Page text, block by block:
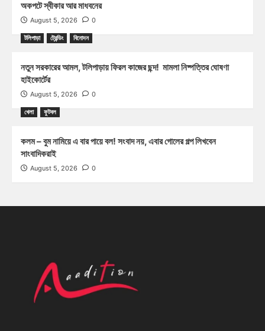
অকপটে স্বীকার আর মাধবনের
August 5, 2026 0
টলিপাড়া ট্রেন্ডিং বিনোদন
নতুন সরকারের আমল, টলিপাড়ায় ফিরল কাজের ছন্দ! মামলা নিষ্পত্তির ঘোষণা
হাইকোর্টের
August 5, 2026 0
খেলা ফুটবল
কলম – বুম নামিয়ে এ বার পায়ে বল! সংবাদ নয়, এবার গোলের গল্প লিখবেন
সাংবাদিকরাই
August 5, 2026 0